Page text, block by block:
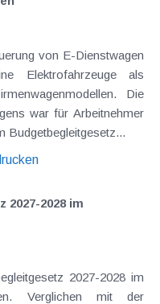
von E-Dienstwagen
Elektrofahrzeuge als
Die
war für Arbeitnehmer
Budgetbegleitgesetz...
2028 im
2027-2028 im
Verglichen mit der